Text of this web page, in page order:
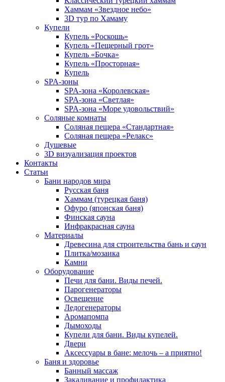
Хаммам «Звездное небо»
3D тур по Хамаму
Купели
Купель «Роскошь»
Купель «Пещерный грот»
Купель «Бочка»
Купель «Просторная»
Купель
SPA-зоны
SPA-зона «Королевская»
SPA-зона «Светлая»
SPA-зона «Море удовольствий»
Соляные комнаты
Соляная пещера «Стандартная»
Соляная пещера «Релакс»
Душевые
3D визуализация проектов
Контакты
Статьи
Бани народов мира
Русская баня
Хаммам (турецкая баня)
Офуро (японская баня)
Финская сауна
Инфракрасная сауна
Материалы
Древесина для строительства бань и саун
Плитка/мозаика
Камни
Оборудование
Печи для бани. Виды печей.
Парогенераторы
Освещение
Ледогенераторы
Аромапомпа
Дымоходы
Купели для бани. Виды купелей.
Двери
Аксессуары в бане: мелочь – а приятно!
Баня и здоровье
Банный массаж
Закаливание и профилактика